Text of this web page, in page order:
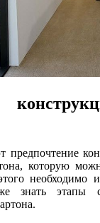
предпочтение
которую
необходимо
знать этапы